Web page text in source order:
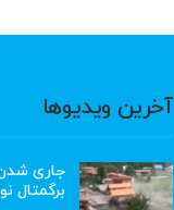
آخرین ویدیوها
جاری
برگمتال